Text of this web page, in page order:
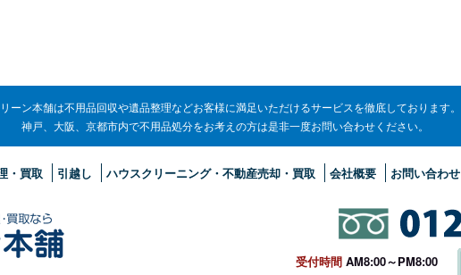
ーン本舗は不用品回収や遺品整理などお客様に満足いただけるサービスを徹底しております。
神戸、大阪、京都市内で不用品処分をお考えの方は是非一度お問い合わせください。
・買取 引越し ハウスクリーニング・不動産売却・買取 会社概要 お問い合わせ
受付時間AM8:00～PM8:00